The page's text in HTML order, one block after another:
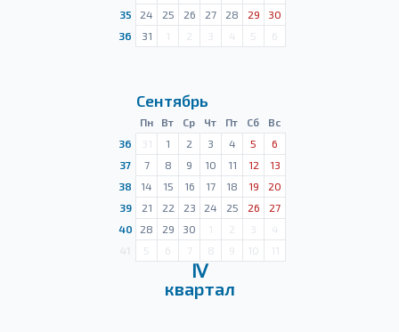
35
24 25 26 27 28 29
30
36
31 1 2 3 4 5 6
Сентябрь
Пн Вт Ср Чт Пт Сб
Вс
36
31 1 2 3 4 5
6
37
7 8 9 10 11 12
13
38
14 15 16 17 18 19
20
39
21 22 23 24 25 26
27
40
28 29 30 1 2 3
4
5 6 7 8 9 10 11
Ⅳ
квартал